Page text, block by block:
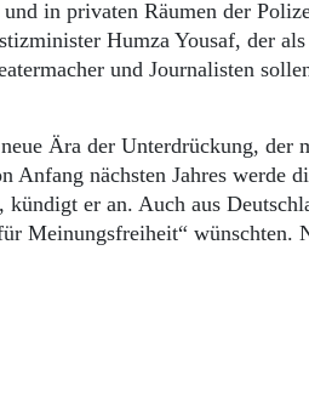
in privaten Räumen der
Humza Yousaf, der
und Journalisten
Ära der Unterdrückung, der
Anfang nächsten Jahres werde
kündigt er an. Auch aus
Meinungsfreiheit“ wünschten.